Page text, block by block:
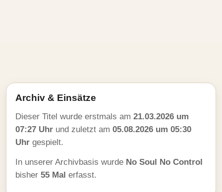
Archiv & Einsätze
Dieser Titel wurde erstmals am 21.03.2026 um
07:27 Uhr und zuletzt am 05.08.2026 um 05:30
Uhr gespielt.
In unserer Archivbasis wurde No Soul No Control
bisher 55 Mal erfasst.